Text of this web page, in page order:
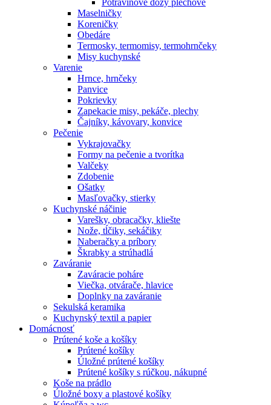
Potravinové dózy plechové
Maselničky
Koreničky
Obedáre
Termosky, termomisy, termohrnčeky
Misy kuchynské
Varenie
Hrnce, hrnčeky
Panvice
Pokrievky
Zapekacie misy, pekáče, plechy
Čajníky, kávovary, konvice
Pečenie
Vykrajovačky
Formy na pečenie a tvorítka
Valčeky
Zdobenie
Ošatky
Masľovačky, stierky
Kuchynské náčinie
Varešky, obracačky, kliešte
Nože, tĺčiky, sekáčiky
Naberačky a príbory
Škrabky a strúhadlá
Zaváranie
Zaváracie poháre
Viečka, otvárače, hlavice
Doplnky na zaváranie
Sekulská keramika
Kuchynský textil a papier
Domácnosť
Prútené koše a košíky
Prútené košíky
Úložné prútené košíky
Prútené košíky s rúčkou, nákupné
Koše na prádlo
Úložné boxy a plastové košíky